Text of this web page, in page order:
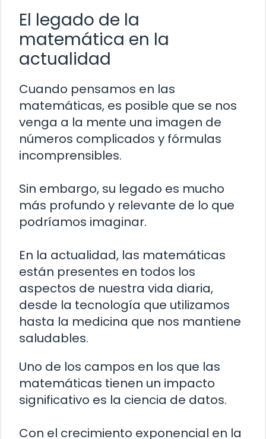
El legado de la
matemática en la
actualidad
Cuando pensamos en las
matemáticas, es posible que se nos
venga a la mente una imagen de
números complicados y fórmulas
incomprensibles.
Sin embargo, su legado es mucho
más profundo y relevante de lo que
podríamos imaginar.
En la actualidad, las matemáticas
están presentes en todos los
aspectos de nuestra vida diaria,
desde la tecnología que utilizamos
hasta la medicina que nos mantiene
saludables.
Uno de los campos en los que las
matemáticas tienen un impacto
significativo es la ciencia de datos.
Con el crecimiento exponencial en la